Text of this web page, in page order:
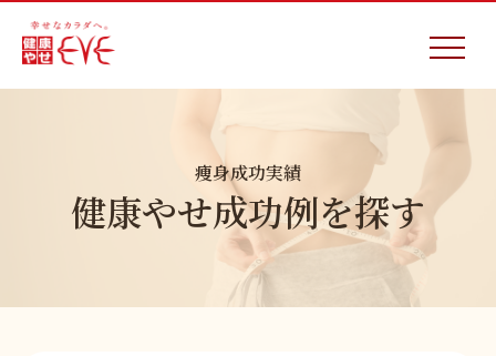
痩身成功実績
健康やせ成功例を探す